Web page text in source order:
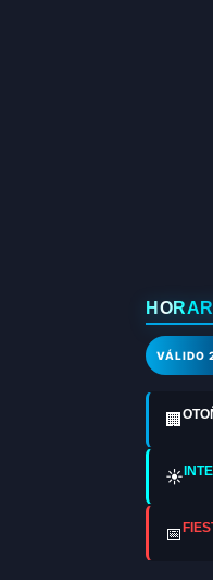
VÁLIDO
🏢
☀️
📅